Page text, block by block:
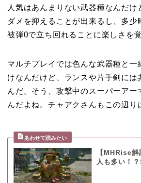
人気はあんまりない武器種なんだけ
ダメを抑えることが出来るし、多少
被弾0で立ち回れることに楽しさを
マルチプレイでは色んな武器種と一
けなんだけど、ランスや片手剣には
んだ。そう、攻撃中のスーパーアー
んだよね。チャアクさんもこの辺り
【MHRise
人も多い！